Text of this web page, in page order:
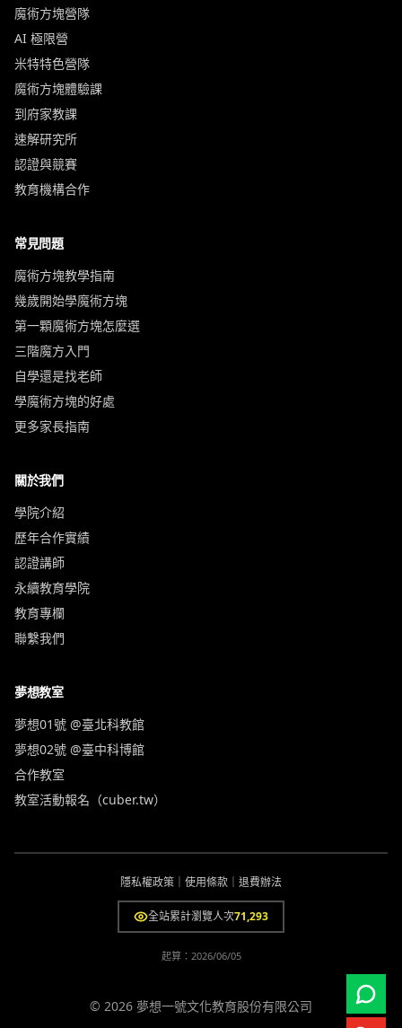
魔術方塊營隊
AI 極限營
米特特色營隊
魔術方塊體驗課
到府家教課
速解研究所
認證與競賽
教育機構合作
常見問題
魔術方塊教學指南
幾歲開始學魔術方塊
第一顆魔術方塊怎麼選
三階魔方入門
自學還是找老師
學魔術方塊的好處
更多家長指南
關於我們
學院介紹
歷年合作實績
認證講師
永續教育學院
教育專欄
聯繫我們
夢想教室
夢想01號 @臺北科教館
夢想02號 @臺中科博館
合作教室
教室活動報名（cuber.tw）
隱私權政策 使用條款 退費辦法
全站累計瀏覽人次71,293
起算： 2026/06/05
© 2026 夢想一號文化教育股份有限公司